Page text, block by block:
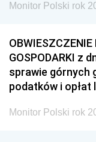
Monitor Polski rok
GOSPODARKI z
sprawie górnych
podatków i opłat
Monitor Polski rok